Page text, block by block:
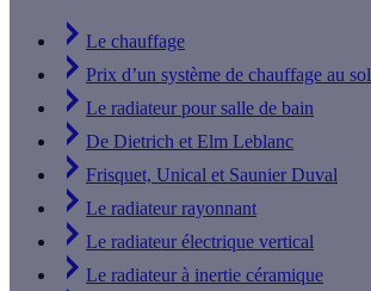
Le chauffage
Prix d’un système de chauffage au sol
Le radiateur pour salle de bain
De Dietrich et Elm Leblanc
Frisquet, Unical et Saunier Duval
Le radiateur rayonnant
Le radiateur électrique vertical
Le radiateur à inertie céramique